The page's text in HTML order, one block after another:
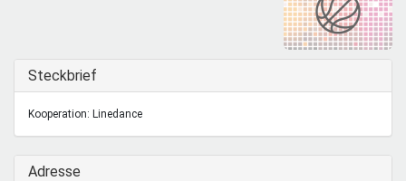
Mentoren & Projekte
Schule & Beruf
Ausblenden
Steckbrief
Kooperation: Linedance
Ausblenden
Adresse